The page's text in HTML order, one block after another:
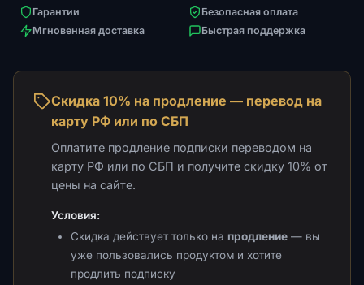
Гарантии
Безопасная оплата
Мгновенная доставка
Быстрая поддержка
Скидка 10% на продление — перевод на
карту РФ или по СБП
Оплатите продление подписки переводом на
карту РФ или по СБП и получите скидку 10% от
цены на сайте.
Условия:
Скидка действует только на продление — вы
уже пользовались продуктом и хотите
продлить подписку